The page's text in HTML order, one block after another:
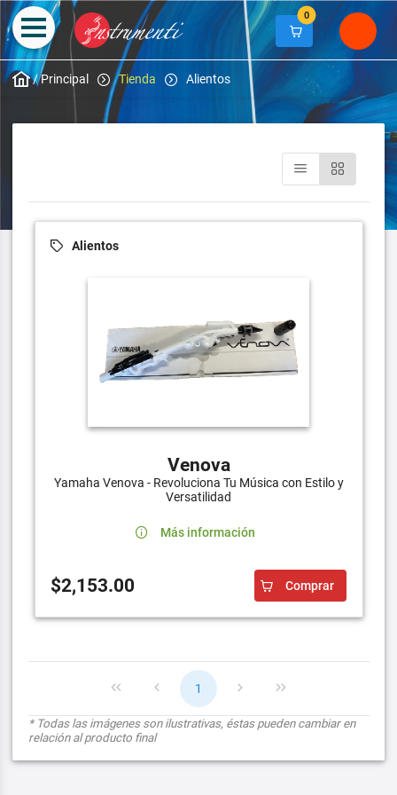
0
/Principal Tienda Alientos
Alientos
Venova
Yamaha Venova - Revoluciona Tu Música con Estilo y
Versatilidad
Más información
$2,153.00 Comprar
1
* Todas las imágenes son ilustrativas, éstas pueden cambiar en
relación al producto final